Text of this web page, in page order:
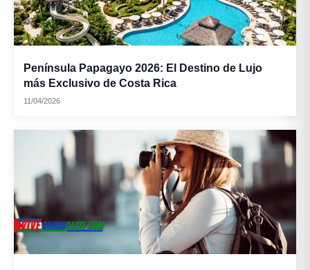
Tamales de
cerdo:
Península Papagayo 2026: El Destino de Lujo
más Exclusivo de Costa Rica
11/04/2026